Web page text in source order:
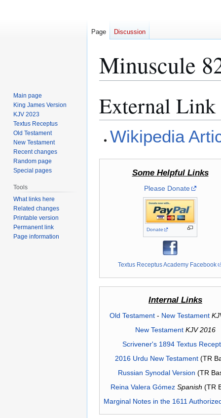
Minuscule
toto
External Link
Wikipedia
Some Helpful Links
Please Donate
Donate
Textus Receptus Academy Facebook
Internal Links
Old Testament- New Testament
New Testament KJV 2016
Scrivener's 1894 Textus
2016 Urdu New Testament(TR
Russian Synodal Version (TR
Reina Valera Gómez Spanish (TR
Marginal Notes in the 1611
Page Discussion
Main page
King James Version
KJV 2023
Textus Receptus
Old Testament
New Testament
Recent changes
Random page
Special pages
Tools
What links here
Related changes
Printable version
Permanent link
Page information